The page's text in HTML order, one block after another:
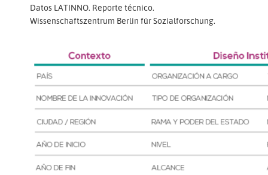
Datos LATINNO. Reporte técnico.
Wissenschaftszentrum Berlin für Sozialforschung.